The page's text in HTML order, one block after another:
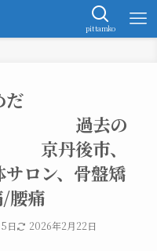
pittamko
だ
去の
丹後市、
ロン、骨盤矯
腰痛
日 2026年2月22日